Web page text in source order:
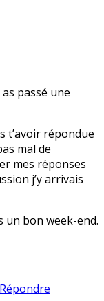
passé une
t’avoir répondue
mal de
mes réponses
j’y arrivais
un bon week-end.
Répondre